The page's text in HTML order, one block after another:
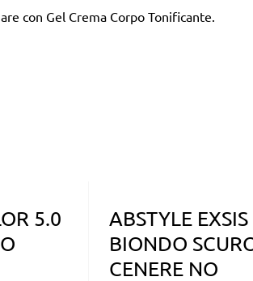
con Gel Crema Corpo Tonificante.
5.0
ABSTYLE EXSIS
BIONDO
CENERE NO